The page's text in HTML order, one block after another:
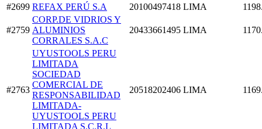
#2699 REFAX PERÚ S.A 20100497418 LIMA
#2759
CORP.DE VIDRIOS Y
ALUMINIOS
CORRALES S.A.C
20433661495 LIMA
#2763
UYUSTOOLS PERU
LIMITADA
SOCIEDAD
COMERCIAL DE
RESPONSABILIDAD
LIMITADA-
UYUSTOOLS PERU
LIMITADA S.C.R.L
20518202406 LIMA